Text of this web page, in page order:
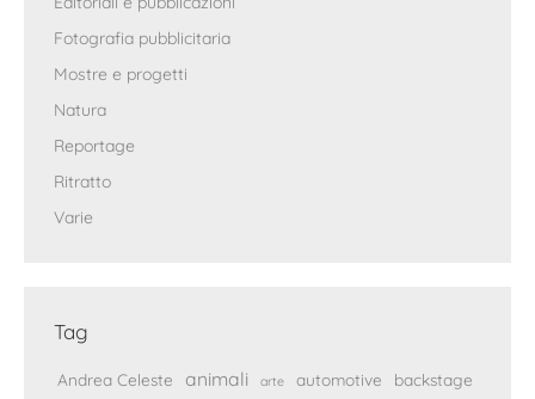
Fotografia pubblicitaria
Mostre e progetti
Natura
Reportage
Ritratto
Varie
Tag
Andrea Celeste animali arte automotive backstage